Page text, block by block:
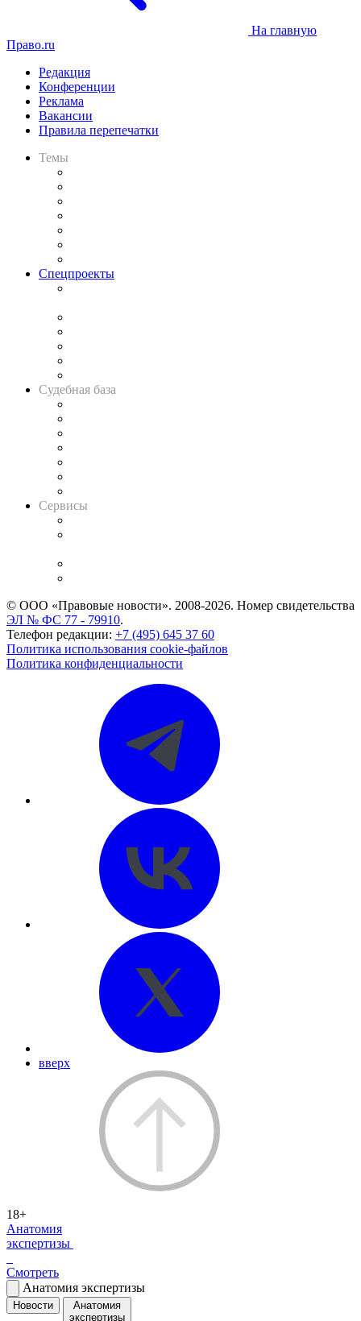
На главную
Право.ru
Редакция
Конференции
Реклама
Вакансии
Правила перепечатки
Темы
Спецпроекты
Судебная база
Сервисы
© ООО «Правовые новости». 2008-2026. Номер свидетельства
ЭЛ № ФС 77 - 79910.
Телефон редакции: +7 (495) 645 37 60
Политика использования cookie-файлов
Политика конфиденциальности
вверх
18+
Анатомия
экспертизы
Смотреть
Анатомия экспертизы
Новости
Анатомия
экспертизы